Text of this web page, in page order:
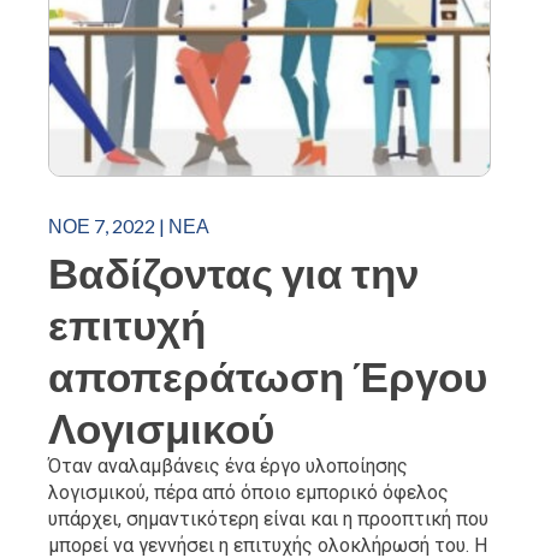
ΝΟΈ 7, 2022 | ΝΈΑ
Βαδίζοντας για την
επιτυχή
αποπεράτωση Έργου
Λογισμικού
Όταν αναλαμβάνεις ένα έργο υλοποίησης
λογισμικού, πέρα από όποιο εμπορικό όφελος
υπάρχει, σημαντικότερη είναι και η προοπτική που
μπορεί να γεννήσει η επιτυχής ολοκλήρωσή του. Η